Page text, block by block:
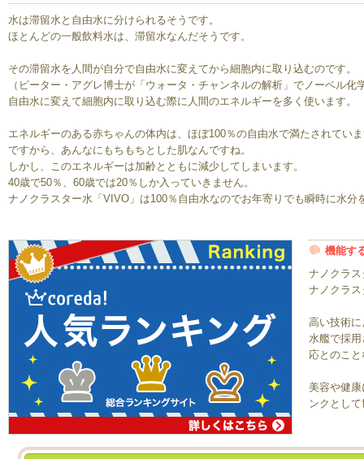
水は滞留水と自由水に分けられるそうです。
ほとんどの一般飲料水は、滞留水なんだそうです。
その滞留水を人間が自分で自由水に変えてから細胞内に取り込むのです。
（ピーター・アグレ博士が「ウォータ・チャンネルの解析」でノーベル化
自由水に変えて細胞内に取り込む際に人間のエネルギーを多く使います。
エネルギーのある赤ちゃんの体内は、ほぼ100％の自由水で満たされてい
ですから、あんなにもちもちとした肌なんですね。
しかし、このエネルギーは加齢とともに減少してしまいます。
40歳で50％、60歳では20％しか入っていきません。
ナノクラスター水「VIVO」は100％自由水なのでお年寄りでも瞬時に水分
機能す
ナノクラ
ナノクラ
高い技術
水艦で採
応とのこ
美容や健
ンクとし